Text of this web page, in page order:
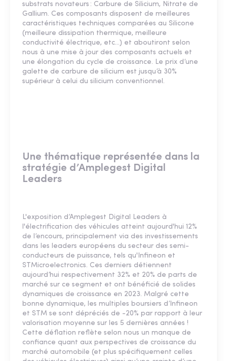
substrats novateurs : Carbure de Silicium, Nitrate de
Gallium. Ces composants disposent de meilleures
caractéristiques techniques comparées au Silicone
(meilleure dissipation thermique, meilleure
conductivité électrique, etc…) et aboutiront selon
nous à une mise à jour des composants actuels et
une élongation du cycle de croissance. Le prix d’une
galette de carbure de silicium est jusqu’à 30%
supérieur à celui du silicium conventionnel.
Une thématique représentée dans la
stratégie d’Amplegest Digital
Leaders
L'exposition d’Amplegest Digital Leaders à
l'électrification des véhicules atteint aujourd'hui 12%
de l’encours, principalement via des investissements
dans les leaders européens du secteur des semi-
conducteurs de puissance, tels qu'Infineon et
STMicroelectronics. Ces derniers détiennent
aujourd’hui respectivement 32% et 20% de parts de
marché sur ce segment et ont bénéficié de solides
dynamiques de croissance en 2023. Malgré cette
bonne dynamique, les multiples boursiers d’Infineon
et STM se sont dépréciés de -20% par rapport à leur
valorisation moyenne sur les 5 dernières années !
Cette déflation reflète selon nous un manque de
confiance quant aux perspectives de croissance du
marché automobile (et plus spécifiquement celles